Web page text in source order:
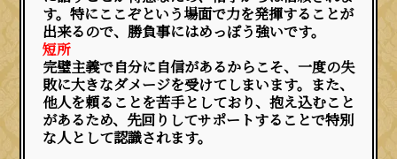
す。特にここぞという場面で力を発揮することが
出来るので、勝負事にはめっぽう強いです。
短所
完璧主義で自分に自信があるからこそ、一度の失
敗に大きなダメージを受けてしまいます。また、
他人を頼ることを苦手としており、抱え込むこと
があるため、先回りしてサポートすることで特別
な人として認識されます。